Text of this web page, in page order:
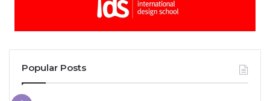
Popular Posts